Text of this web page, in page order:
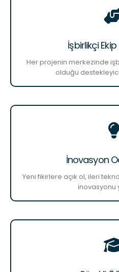
İşbirlikçi
Her projenin merkezinde
olduğu
İnovasyon
Yeni fikirlere açık ol, ileri
inovasyonu